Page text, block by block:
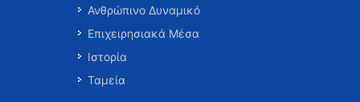
Ανθρώπινο Δυναμικό
Επιχειρησιακά Μέσα
Ιστορία
Ταμεία